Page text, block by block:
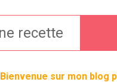
Bienvenue sur mon blog